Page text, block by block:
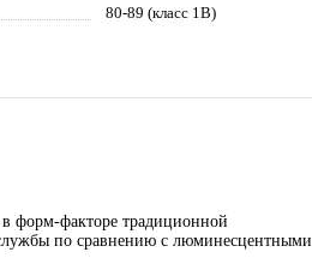
80-89 (класс 1В)
форм-факторе традиционной
по сравнению с люминесцентными